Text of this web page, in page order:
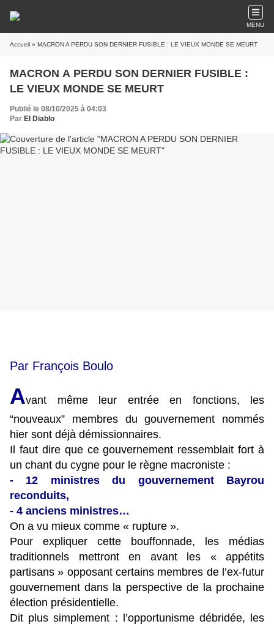
MENU
Accueil » MACRON A PERDU SON DERNIER FUSIBLE : LE VIEUX MONDE SE MEURT
MACRON A PERDU SON DERNIER FUSIBLE :
LE VIEUX MONDE SE MEURT
Publié le 08/10/2025 à 04:03
Par El Diablo
Par François Boulo
Avant même leur entrée en fonctions, les
“nouveaux” membres du gouvernement nommés
hier sont déjà démissionnaires.
Il faut dire que ce gouvernement ressemblait fort à
un chant du cygne pour le règne macroniste :
- 12 ministres du gouvernement Bayrou
reconduits,
- 4 anciens ministres…
On a vu mieux comme « rupture ».
Pour expliquer cette bouffonnade, les médias
traditionnels mettront en avant les « appétits
partisans » opposant certains membres de l’ex-futur
gouvernement dans la perspective de la prochaine
élection présidentielle.
Dit plus simplement : l’opportunisme débridée, les